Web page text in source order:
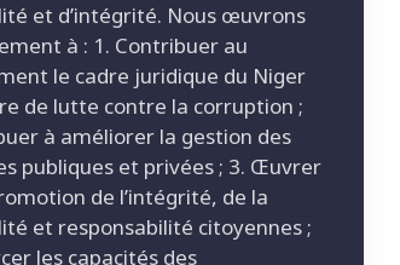
et d’intégrité. Nous œuvrons
à : 1. Contribuer au
le cadre juridique du Niger
de lutte contre la corruption ;
à améliorer la gestion des
publiques et privées ; 3. Œuvrer
de l’intégrité, de la
et responsabilité citoyennes ;
les capacités des